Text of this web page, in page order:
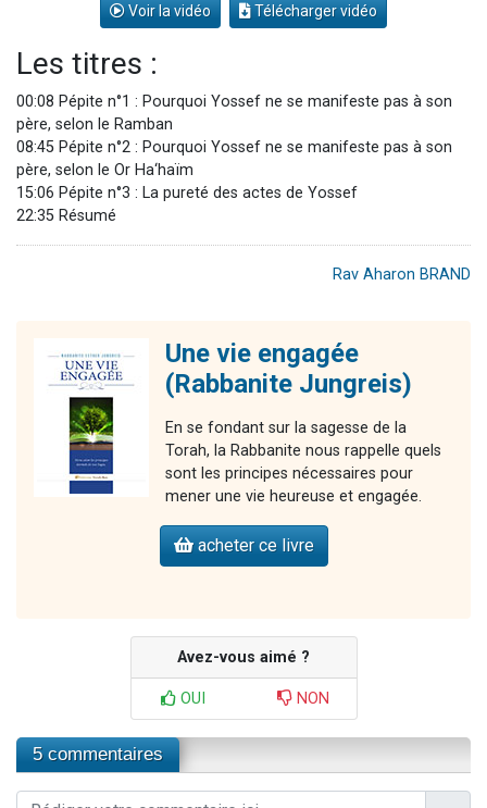
Voir la vidéo Télécharger vidéo
Les titres :
00:08 Pépite n°1 : Pourquoi Yossef ne se manifeste pas à son
père, selon le Ramban
08:45 Pépite n°2 : Pourquoi Yossef ne se manifeste pas à son
père, selon le Or Ha‘haïm
15:06 Pépite n°3 : La pureté des actes de Yossef
22:35 Résumé
Rav Aharon BRAND
Une vie engagée
(Rabbanite Jungreis)
En se fondant sur la sagesse de la
Torah, la Rabbanite nous rappelle quels
sont les principes nécessaires pour
mener une vie heureuse et engagée.
acheter ce livre
Avez-vous aimé ?
OUI NON
5 commentaires